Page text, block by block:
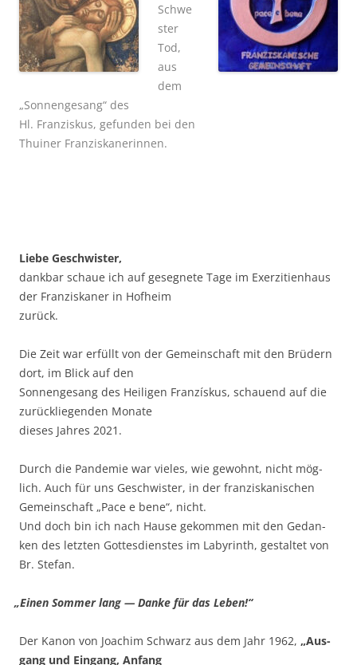
Schwe
s­ter
Tod,
aus
dem
„Son­nen­ge­sang“ des
Hl. Fran­zis­kus, gefun­den bei den
Thui­ner Franziskanerinnen.
Lie­be Geschwis­ter,
dank­bar schaue ich auf geseg­ne­te Tage im Exer­zi­ti­en­haus
der Fran­zis­ka­ner in Hof­heim
zurück.
Die Zeit war erfüllt von der Gemein­schaft mit den Brü­dern
dort, im Blick auf den
Son­nen­ge­sang des Hei­li­gen Fran­zí­s­kus, schau­end auf die
zurück­lie­gen­den Mona­te
die­ses Jah­res 2021.
Durch die Pan­de­mie war vie­les, wie gewohnt, nicht mög­
lich. Auch für uns Geschwis­ter, in der fran­zis­ka­ni­schen
Gemein­schaft „Pace e bene“, nicht.
Und doch bin ich nach Hau­se gekom­men mit den Gedan­
ken des letz­ten Got­tes­diens­tes im Laby­rinth, gestal­tet von
Br. Stefan.
„Einen Som­mer lang — Dan­ke für das Leben!“
Der Kanon von Joa­chim Schwarz aus dem Jahr 1962, „Aus­
gang und Ein­gang, Anfang